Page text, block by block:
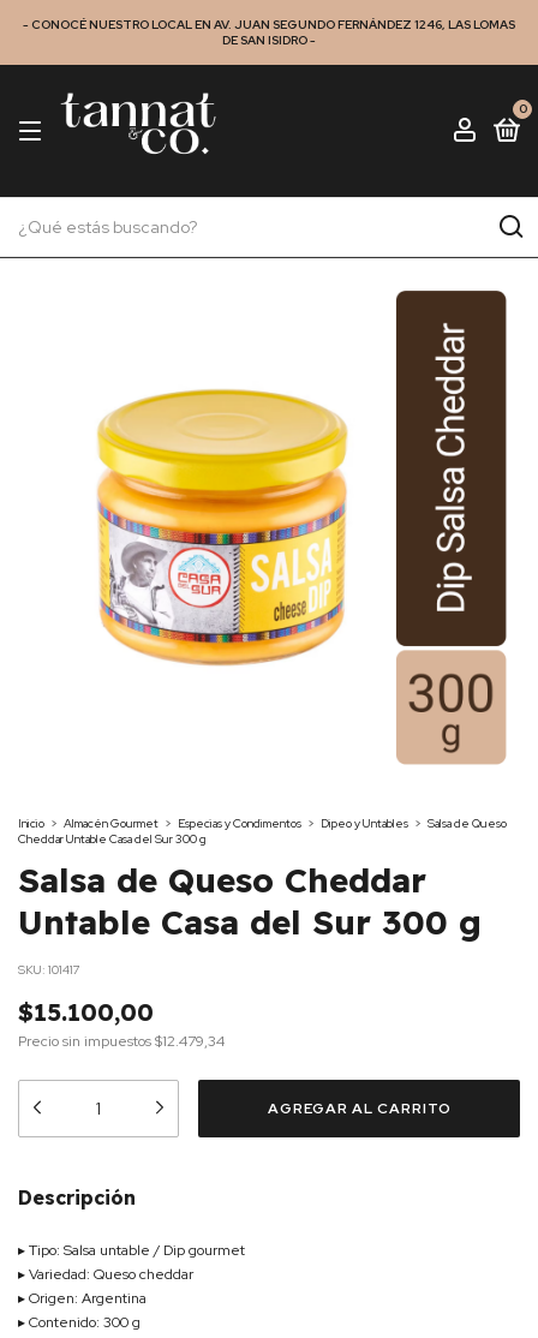
- CONOCÉ NUESTRO LOCAL EN AV. JUAN SEGUNDO FERNÁNDEZ 1246, LAS LOMAS
DE SAN ISIDRO -
0
Inicio > Almacén Gourmet > Especias y Condimentos > Dipeo y Untables > Salsa de Queso
Cheddar Untable Casa del Sur 300 g
Salsa de Queso Cheddar
Untable Casa del Sur 300 g
SKU: 101417
$15.100,00
Precio sin impuestos$12.479,34
Descripción
▸ Tipo: Salsa untable / Dip gourmet
▸ Variedad: Queso cheddar
▸ Origen: Argentina
▸ Contenido: 300 g